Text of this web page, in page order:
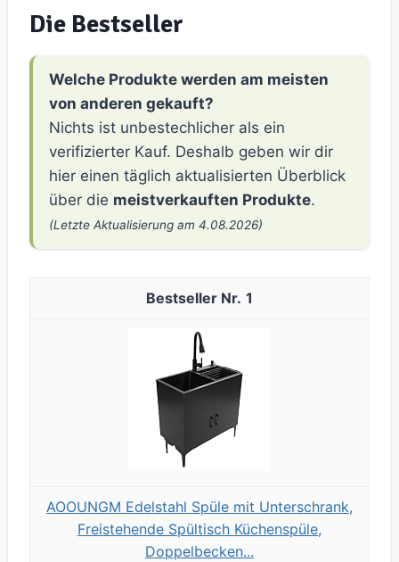
Die Bestseller
Welche Produkte werden am meisten
von anderen gekauft?
Nichts ist unbestechlicher als ein
verifizierter Kauf. Deshalb geben wir dir
hier einen täglich aktualisierten Überblick
über die meistverkauften Produkte.
(Letzte Aktualisierung am 4.08.2026)
1
AOOUNGM Edelstahl Spüle mit Unterschrank,
Freistehende Spültisch Küchenspüle,
Doppelbecken...